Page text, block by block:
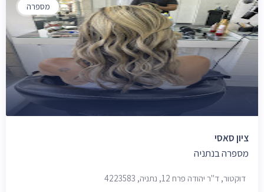
מספרה
ציון סאסי
מספרה בנתניה
דוקטור, ד"ר יהודה פרח 12, נתניה, 4223583